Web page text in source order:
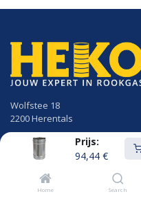
Prijs:
94,44€
Home Search
Wolfstee 18
2200 Herentals
014/23.50.41
info@hekon.be
BTW BE 0456.631.656